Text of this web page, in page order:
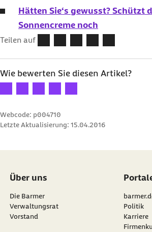
Hätten Sie‘s gewusst? Schützt
Sonnencreme noch
Teilen auf
Wie bewerten Sie diesen Artikel?
Ihre Bewertung: 1 Stern
Ihre Bewertung: 2 Sterne
Ihre Bewertung: 3 Sterne
Ihre Bewertung: 4 Sterne
Ihre Bewertung: 5 Sterne
Webcode: p004710
Letzte Aktualisierung: 15.04.2016
Über uns
Die Barmer
Verwaltungsrat
Vorstand
Politik
Karriere